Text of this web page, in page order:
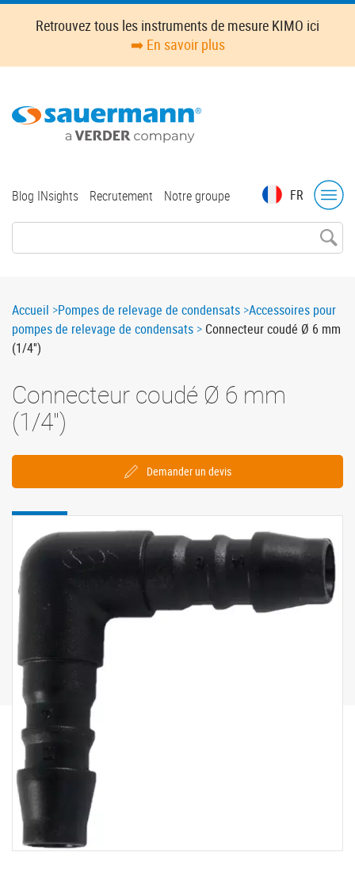
Skip
content
Retrouvez tous les instruments de mesure KIMO ici
➡️ En savoir plus
FR
Top
Blog INsights Recrutement Notre groupe
Breadcrumb
Accueil Pompes de relevage de condensats Accessoires pour
pompes de relevage de condensats
Connecteur coudé Ø 6 mm
(1/4'')
Connecteur coudé Ø 6 mm
(1/4'')
Demander un devis